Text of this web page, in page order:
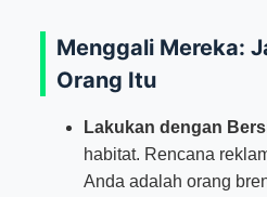
Menggali Mereka:
Orang Itu
Lakukan dengan
habitat. Rencana
Anda adalah orang